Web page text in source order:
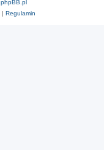
phpBB.pl
| Regulamin